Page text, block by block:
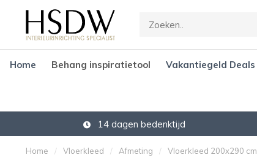
Home Behang inspiratietool Vakantiegeld Deals
14 dagen bedenktijd
Home / Vloerkleed / Afmeting / Vloerkleed 200x290 cm